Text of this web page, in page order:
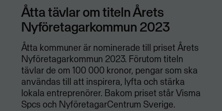
Åtta tävlar om titeln Årets
Nyföretagarkommun 2023
Åtta kommuner är nominerade till priset Årets
Nyföretagarkommun 2023. Förutom titeln
tävlar de om 100 000 kronor, pengar som ska
användas till att inspirera, lyfta och stärka
lokala entreprenörer. Bakom priset står Visma
Spcs och NyföretagarCentrum Sverige.